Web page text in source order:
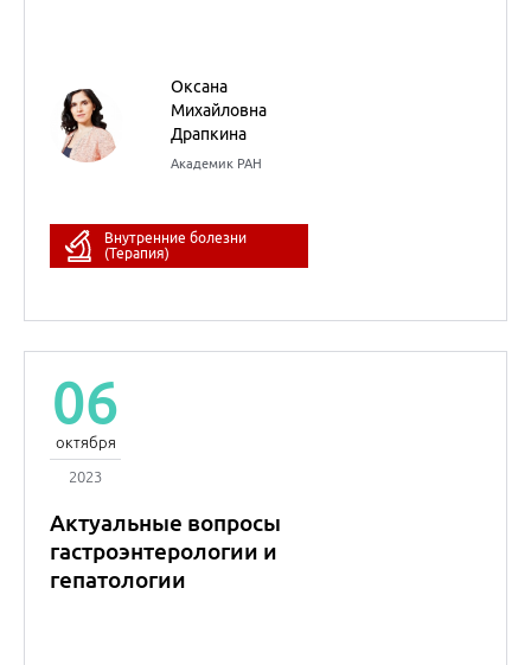
Оксана
Михайловна
Драпкина
Академик РАН
Внутренние болезни
(Терапия)
06
октября
2023
Актуальные вопросы
гастроэнтерологии и
гепатологии